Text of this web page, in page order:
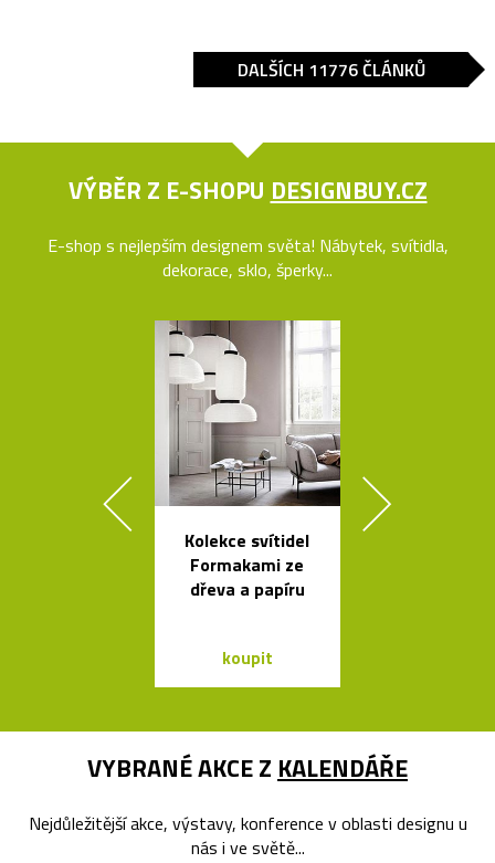
DALŠÍCH 11776 ČLÁNKŮ
VÝBĚR Z E-SHOPU DESIGNBUY.CZ
E-shop s nejlepším designem světa! Nábytek, svítidla,
dekorace, sklo, šperky...
Kolekce svítidel
Formakami ze
dřeva a papíru
koupit
VYBRANÉ AKCE Z KALENDÁŘE
Nejdůležitější akce, výstavy, konference v oblasti designu u
nás i ve světě...